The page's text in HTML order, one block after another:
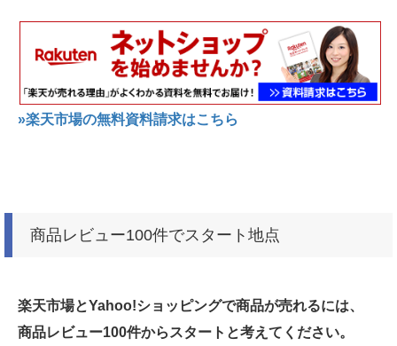
»楽天市場の無料資料請求はこちら
商品レビュー100件でスタート地点
楽天市場とYahoo!ショッピングで商品が売れるには、
商品レビュー100件からスタートと考えてください。